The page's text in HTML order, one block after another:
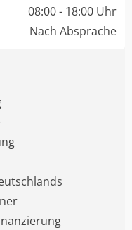
08:00 - 18:00 Uhr
Nach Absprache